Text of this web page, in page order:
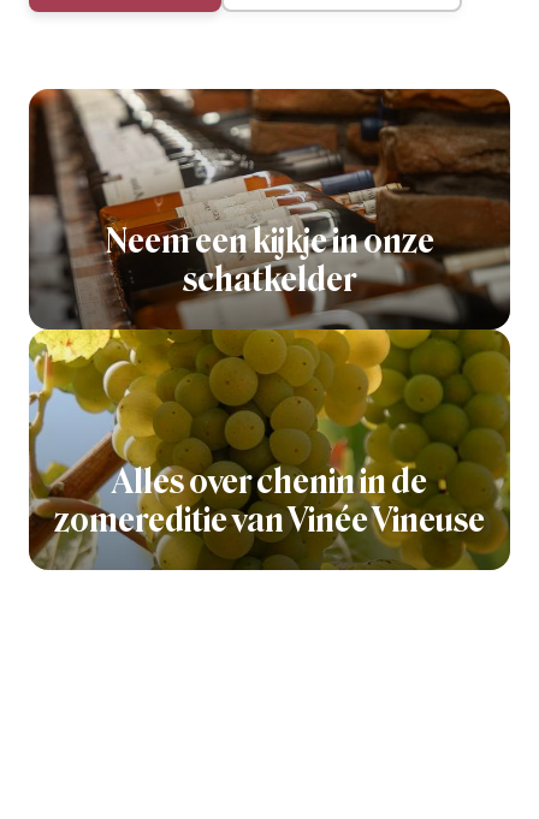
Neem een kijkje in onze
schatkelder
Alles over chenin in de
zomereditie van Vinée Vineuse